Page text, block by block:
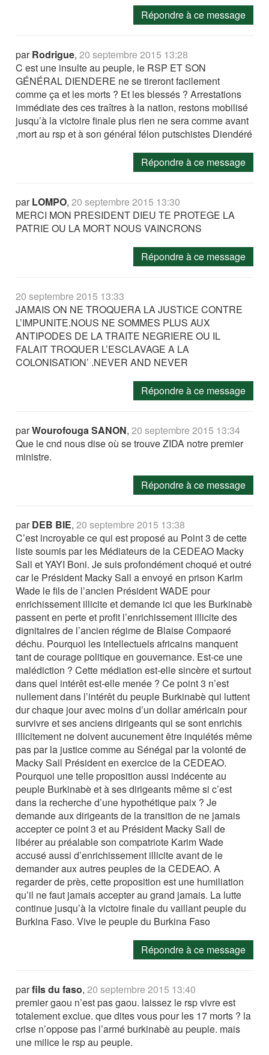
Répondre à ce message
parRodrigue,20 septembre 2015 13:28
C est une insulte au peuple, le RSP ET SON
GÉNÉRAL DIENDERE ne se tireront facilement
comme ça et les morts ? Et les blessés ? Arrestations
immédiate des ces traîtres à la nation, restons mobilisé
jusqu’à la victoire finale plus rien ne sera comme avant
,mort au rsp et à son général félon putschistes Diendéré
Répondre à ce message
parLOMPO,20 septembre 2015 13:30
MERCI MON PRESIDENT DIEU TE PROTEGE LA
PATRIE OU LA MORT NOUS VAINCRONS
Répondre à ce message
20 septembre 2015 13:33
JAMAIS ON NE TROQUERA LA JUSTICE CONTRE
L’IMPUNITE.NOUS NE SOMMES PLUS AUX
ANTIPODES DE LA TRAITE NEGRIERE OU IL
FALAIT TROQUER L’ESCLAVAGE A LA
COLONISATION’ .NEVER AND NEVER
Répondre à ce message
parWourofouga SANON,20 septembre 2015 13:34
Que le cnd nous dise où se trouve ZIDA notre premier
ministre.
Répondre à ce message
parDEB BIE,20 septembre 2015 13:38
C’est incroyable ce qui est proposé au Point 3 de cette
liste soumis par les Médiateurs de la CEDEAO Macky
Sall et YAYI Boni. Je suis profondément choqué et outré
car le Président Macky Sall a envoyé en prison Karim
Wade le fils de l’ancien Président WADE pour
enrichissement illicite et demande ici que les Burkinabè
passent en perte et profit l’enrichissement illicite des
dignitaires de l’ancien régime de Blaise Compaoré
déchu. Pourquoi les intellectuels africains manquent
tant de courage politique en gouvernance. Est-ce une
malédiction ? Cette médiation est-elle sincère et surtout
dans quel intérêt est-elle menée ? Ce point 3 n’est
nullement dans l’intérêt du peuple Burkinabè qui luttent
dur chaque jour avec moins d’un dollar américain pour
survivre et ses anciens dirigeants qui se sont enrichis
illicitement ne doivent aucunement être inquiétés même
pas par la justice comme au Sénégal par la volonté de
Macky Sall Président en exercice de la CEDEAO.
Pourquoi une telle proposition aussi indécente au
peuple Burkinabè et à ses dirigeants même si c’est
dans la recherche d’une hypothétique paix ? Je
demande aux dirigeants de la transition de ne jamais
accepter ce point 3 et au Président Macky Sall de
libérer au préalable son compatriote Karim Wade
accusé aussi d’enrichissement illicite avant de le
demander aux autres peuples de la CEDEAO. A
regarder de près, cette proposition est une humiliation
qu’il ne faut jamais accepter au grand jamais. La lutte
continue jusqu’à la victoire finale du vaillant peuple du
Burkina Faso. Vive le peuple du Burkina Faso
Répondre à ce message
parfils du faso,20 septembre 2015 13:40
premier gaou n’est pas gaou. laissez le rsp vivre est
totalement exclue. que dites vous pour les 17 morts ? la
crise n’oppose pas l’armé burkinabè au peuple. mais
une milice le rsp au peuple.